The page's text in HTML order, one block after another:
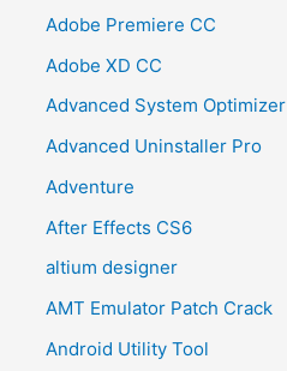
Adobe Premiere CC
Adobe XD CC
Advanced System Optimizer
Advanced Uninstaller Pro
Adventure
After Effects CS6
altium designer
AMT Emulator Patch Crack
Android Utility Tool